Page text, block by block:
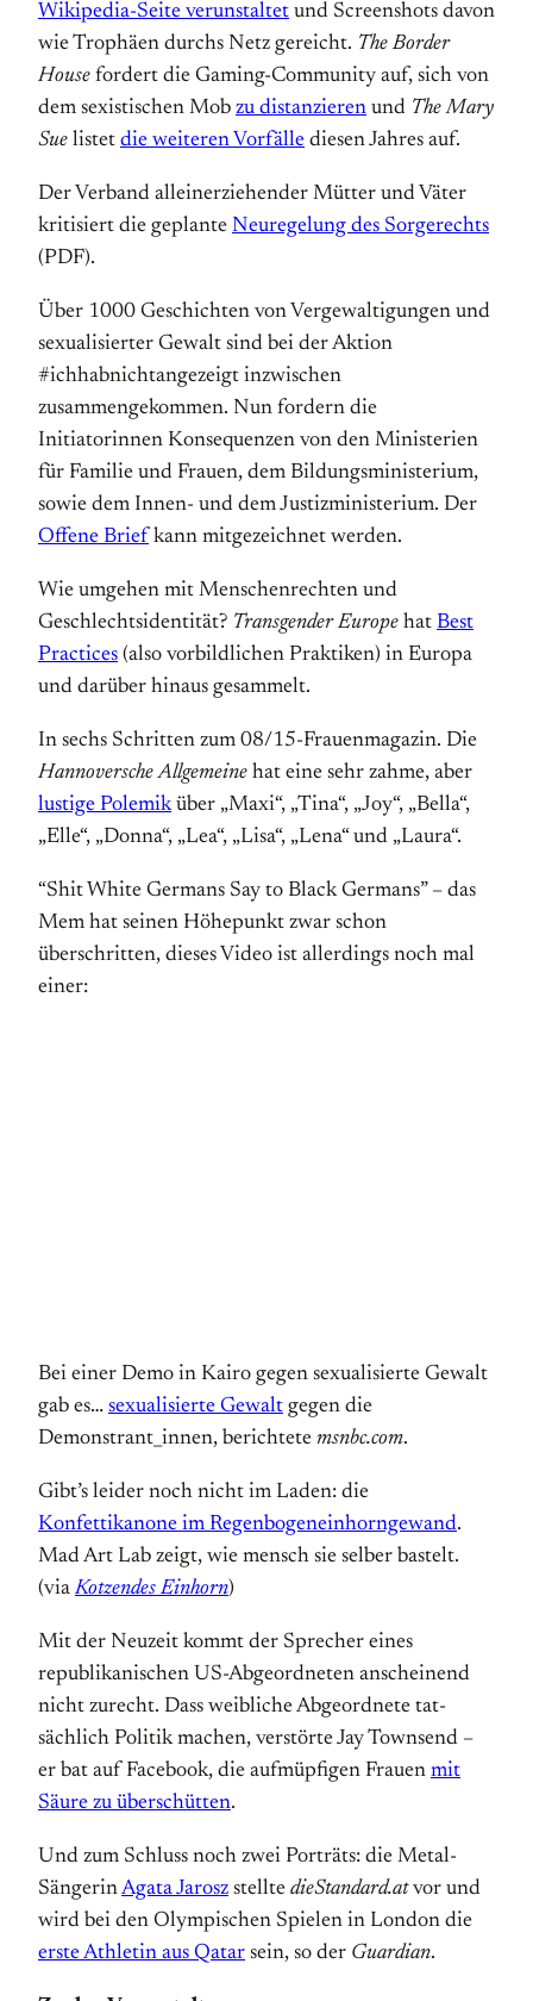
Wikipedia-Seite verunstaltet und Screenshots davon
wie Trophäen durchs Netz gereicht. The Border
House fordert die Gaming-Community auf, sich von
dem sexistischen Mob zu distanzieren und The Mary
Sue listet die weiteren Vorfälle diesen Jahres auf.
Der Verband alleinerziehender Mütter und Väter
kritisiert die geplante Neuregelung des Sorgerechts
(PDF).
Über 1000 Geschichten von Vergewaltigungen und
sexualisierter Gewalt sind bei der Aktion
#ichhabnichtangezeigt inzwischen
zusammengekommen. Nun fordern die
Initiatorinnen Konsequenzen von den Ministerien
für Familie und Frauen, dem Bildungsministerium,
sowie dem Innen- und dem Justizministerium. Der
Offene Brief kann mitgezeichnet werden.
Wie umgehen mit Menschenrechten und
Geschlechtsidentität? Transgender Europe hat Best
Practices (also vorbildlichen Praktiken) in Europa
und darüber hinaus gesammelt.
In sechs Schritten zum 08/15-Frauenmagazin. Die
Hannoversche Allgemeine hat eine sehr zahme, aber
lustige Polemiküber „Maxi“, „Tina“, „Joy“, „Bella“,
„Elle“, „Donna“, „Lea“, „Lisa“, „Lena“ und „Laura“.
“Shit White Germans Say to Black Germans” – das
Mem hat seinen Höhepunkt zwar schon
überschritten, dieses Video ist allerdings noch mal
einer:
Bei einer Demo in Kairo gegen sexualisierte Gewalt
gab es… sexualisierte Gewalt gegen die
Demonstrant_innen, berichtete msnbc.com.
Gibt’s leider noch nicht im Laden: die
Konfettikanone im Regen­bogen­ein­horn­ge­wand.
Mad Art Lab zeigt, wie mensch sie selber bastelt.
(viaKotzendes Einhorn)
Mit der Neuzeit kommt der Sprecher eines
republikanischen US-Abgeordneten an­scheinend
nicht zurecht. Dass weibliche Abgeordnete tat­
sächlich Politik machen, verstörte Jay Townsend –
er bat auf Facebook, die aufmüpfigen Frauen mit
Säure zu überschütten.
Und zum Schluss noch zwei Porträts: die Metal-
SängerinAgata Jarosz stellte dieStandard.atvor und
wird bei den Olympischen Spielen in London die
erste Athletin aus Qatar sein, so der Guardian.